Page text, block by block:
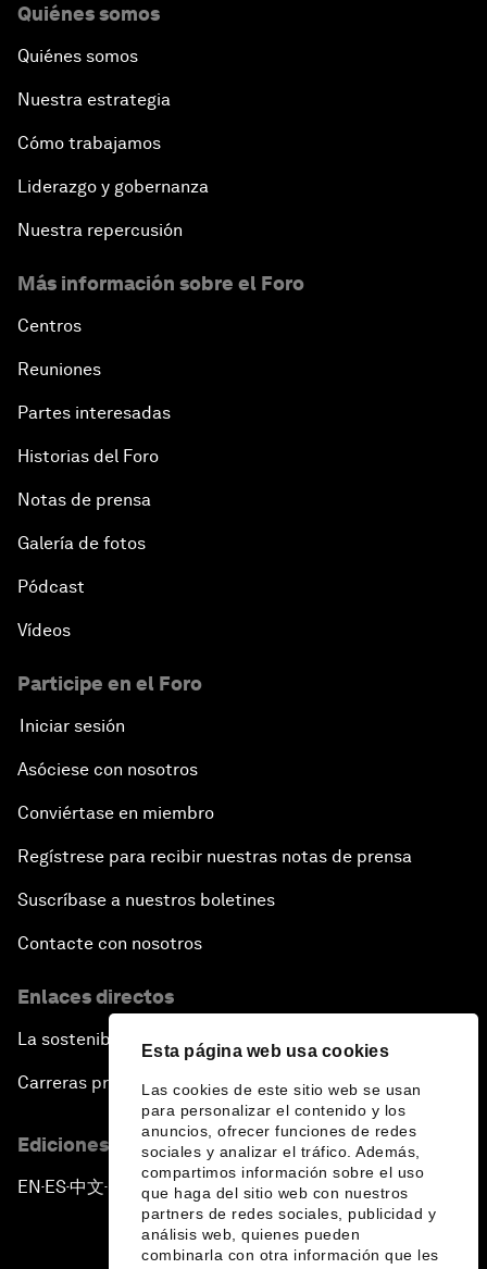
Esta página web usa cookies
Las cookies de este sitio web se usan
para personalizar el contenido y los
anuncios, ofrecer funciones de redes
sociales y analizar el tráfico. Además,
compartimos información sobre el uso
que haga del sitio web con nuestros
partners de redes sociales, publicidad y
análisis web, quienes pueden
combinarla con otra información que les
Quiénes somos
Quiénes somos
Nuestra estrategia
Cómo trabajamos
Liderazgo y gobernanza
Nuestra repercusión
Más información sobre el Foro
Centros
Reuniones
Partes interesadas
Historias del Foro
Notas de prensa
Galería de fotos
Pódcast
Vídeos
Participe en el Foro
Iniciar sesión
Asóciese con nosotros
Conviértase en miembro
Regístrese para recibir nuestras notas de prensa
Suscríbase a nuestros boletines
Contacte con nosotros
Enlaces directos
La sostenibilidad en el Foro
Carreras profesionales
Ediciones en otros idiomas
EN ▪ES▪中文▪ 日本語